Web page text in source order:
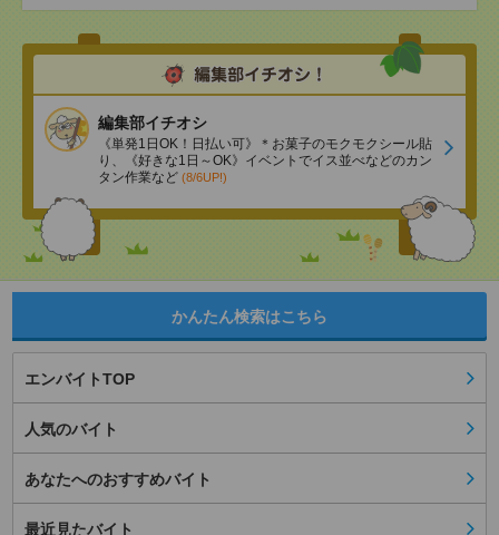
編集部イチオシ
《単発1日OK！日払い可》＊お菓子のモクモクシール貼
り、《好きな1日～OK》イベントでイス並べなどのカン
タン作業など (8/6UP!)
かんたん検索はこちら
エンバイトTOP
人気のバイト
あなたへのおすすめバイト
最近見たバイト